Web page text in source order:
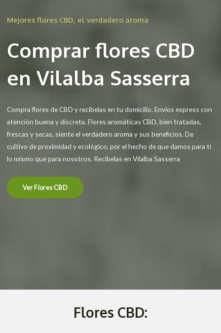
Mejores flores CBD, el verdadero aroma
Comprar flores CBD
en Vilalba Sasserra
Compra flores de CBD y recíbelas en tu domicilio. Envíos express con
atención buena y discreta. Flores aromáticas CBD, bien tratadas,
frescas y secas, siente el verdadero aroma y sus beneficios. De
cultivo de proximidad y ecológico, por el hecho de que damos para ti
lo mismo que para nosotros. Recíbelas en Vilalba Sasserra
Ver Flores CBD
Flores CBD: